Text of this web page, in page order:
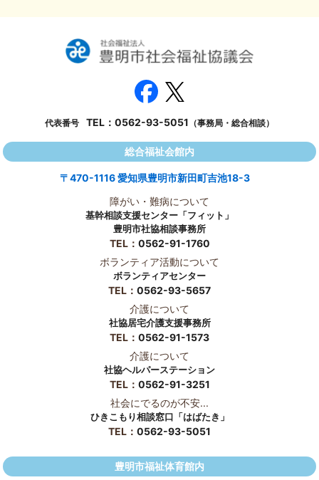
代表番号 TEL： 0562-93-5051 （事務局・総合相談）
総合福祉会館内
〒470-1116 愛知県豊明市新田町吉池18-3
障がい・難病について
基幹相談支援センター「フィット」
豊明市社協相談事務所
TEL： 0562-91-1760
ボランティア活動について
ボランティアセンター
TEL： 0562-93-5657
介護について
社協居宅介護支援事務所
TEL： 0562-91-1573
介護について
社協ヘルパーステーション
TEL： 0562-91-3251
社会にでるのが不安...
ひきこもり相談窓口「はばたき」
TEL： 0562-93-5051
豊明市福祉体育館内